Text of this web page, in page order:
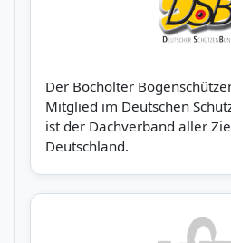
Der Bocholter
Mitglied im Deutschen
ist der Dachverband aller
Deutschland.